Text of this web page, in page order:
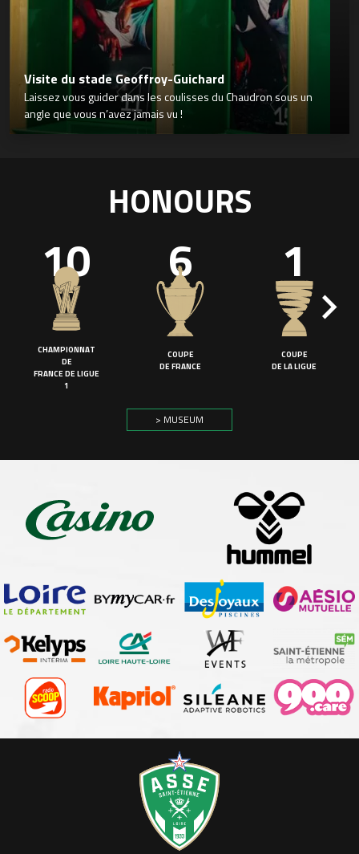
Visite du stade Geoffroy-Guichard
Laissez vous guider dans les coulisses du Chaudron sous un
angle que vous n’avez jamais vu !
HONOURS
10
CHAMPIONNAT
DE
FRANCE DE LIGUE
1
6
COUPE
DE FRANCE
1
COUPE
DE LA LIGUE
> MUSEUM